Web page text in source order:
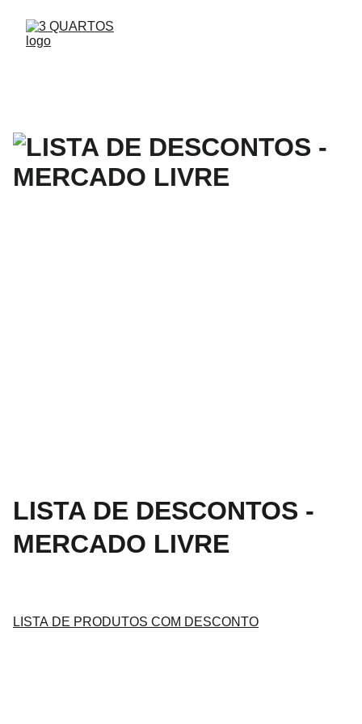
LISTA DE DESCONTOS -
MERCADO LIVRE
LISTA DE PRODUTOS COM DESCONTO